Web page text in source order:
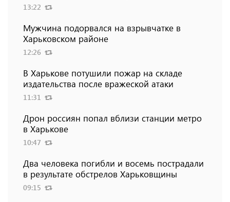
13:22
Мужчина подорвался на взрывчатке в
Харьковском районе
12:26
В Харькове потушили пожар на складе
издательства после вражеской атаки
11:31
Дрон россиян попал вблизи станции метро
в Харькове
10:47
Два человека погибли и восемь пострадали
в результате обстрелов Харьковщины
09:15